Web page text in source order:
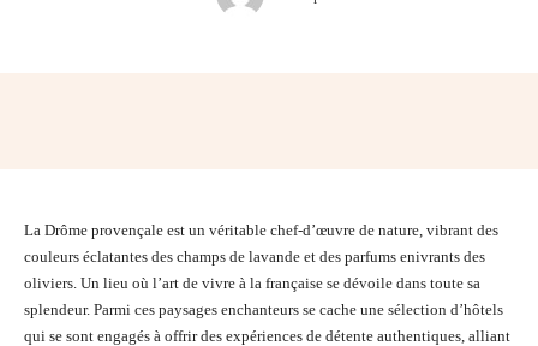
La Drôme provençale est un véritable chef-d’œuvre de nature, vibrant des
couleurs éclatantes des champs de lavande et des parfums enivrants des
oliviers. Un lieu où l’art de vivre à la française se dévoile dans toute sa
splendeur. Parmi ces paysages enchanteurs se cache une sélection d’hôtels
qui se sont engagés à offrir des expériences de détente authentiques, alliant